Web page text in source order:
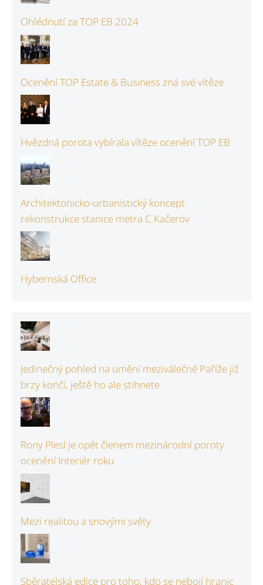
Ohlédnutí za TOP EB 2024
Ocenění TOP Estate & Business zná své vítěze
Hvězdná porota vybírala vítěze ocenění TOP EB
Architektonicko-urbanistický koncept
rekonstrukce stanice metra C Kačerov
Hybernská Office
Jedinečný pohled na umění meziválečné Paříže již
brzy končí, ještě ho ale stihnete
Rony Plesl je opět členem mezinárodní poroty
ocenění Interiér roku
Mezi realitou a snovými světy
Sběratelská edice pro toho, kdo se nebojí hranic